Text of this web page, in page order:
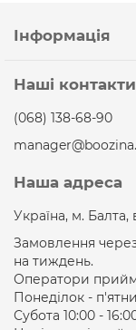
Інформація
Наші контакти
(068) 138-68-90
Наша адреса
Україна, м. Балта,
Замовлення
на тиждень.
Оператори
Понеділок -
Субота 10:00 -